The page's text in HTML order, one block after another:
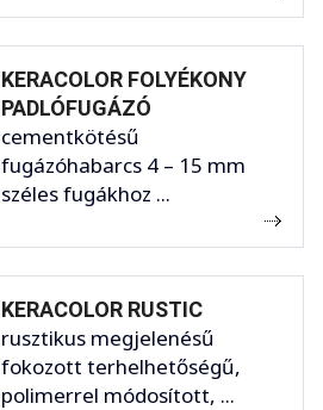
KERACOLOR FOLYÉKONY
PADLÓFUGÁZÓ
cementkötésű
fugázóhabarcs 4 – 15 mm
széles fugákhoz ...
KERACOLOR RUSTIC
rusztikus megjelenésű
fokozott terhelhetőségű,
polimerrel módosított, ...